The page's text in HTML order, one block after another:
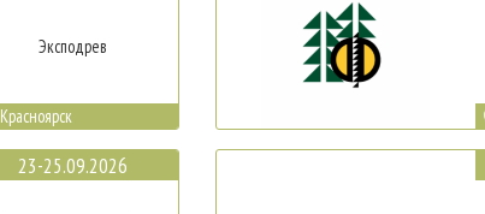
Эксподрев
Красноярск
23-25.09.2026